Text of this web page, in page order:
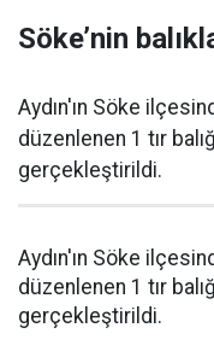
Söke’nin
Aydın'ın Söke
düzenlenen 1 tır
gerçekleştirildi.
Aydın'ın Söke
düzenlenen 1 tır
gerçekleştirildi.